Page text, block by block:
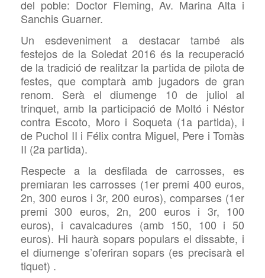
del poble: Doctor Fleming, Av. Marina Alta i
Sanchis Guarner.
Un esdeveniment a destacar també als
festejos de la Soledat 2016 és la recuperació
de la tradició de realitzar la partida de pilota de
festes, que comptarà amb jugadors de gran
renom. Serà el diumenge 10 de juliol al
trinquet, amb la participació de Moltó i Néstor
contra Escoto, Moro i Soqueta (1a partida), i
de Puchol II i Félix contra Miguel, Pere i Tomàs
II (2a partida).
Respecte a la desfilada de carrosses, es
premiaran les carrosses (1er premi 400 euros,
2n, 300 euros i 3r, 200 euros), comparses (1er
premi 300 euros, 2n, 200 euros i 3r, 100
euros), i cavalcadures (amb 150, 100 i 50
euros). Hi haurà sopars populars el dissabte, i
el diumenge s’oferiran sopars (es precisarà el
tiquet) .